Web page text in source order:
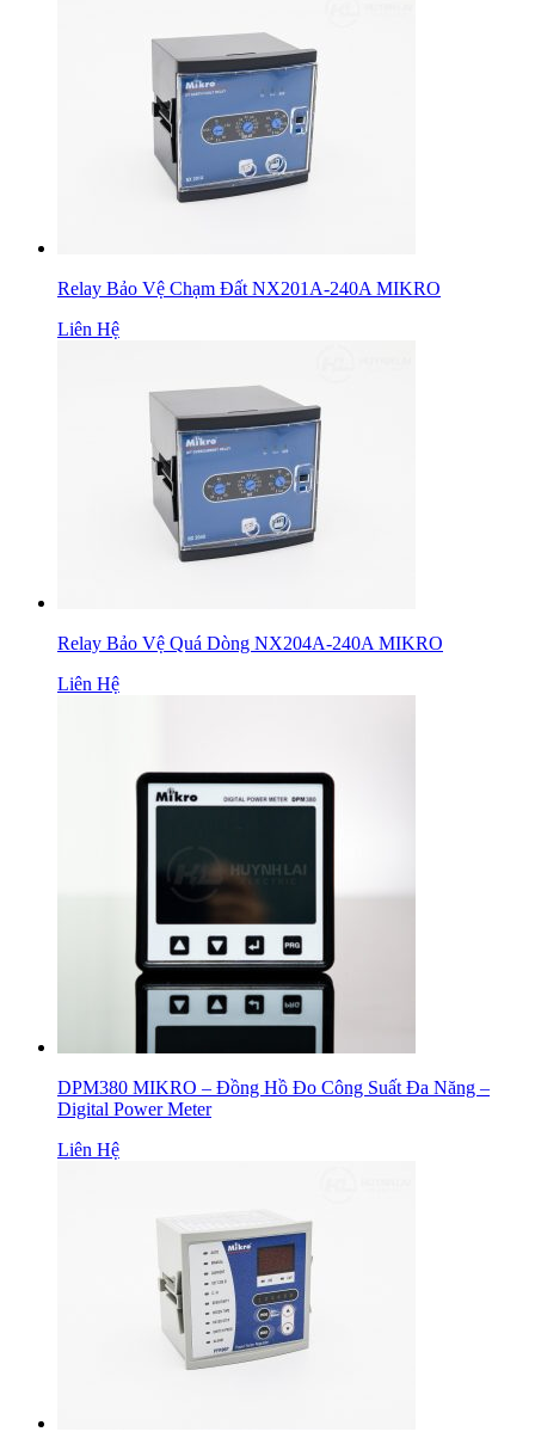
Relay Bảo Vệ Chạm Đất NX201A-240A MIKRO
Liên Hệ
Relay Bảo Vệ Quá Dòng NX204A-240A MIKRO
Liên Hệ
DPM380 MIKRO – Đồng Hồ Đo Công Suất Đa Năng –
Digital Power Meter
Liên Hệ